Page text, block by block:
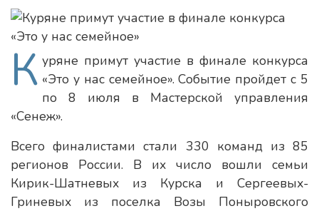
К уряне примут участие в финале конкурса
«Это у нас семейное». Событие пройдет с 5
по 8 июля в Мастерской управления
«Сенеж».
Всего финалистами стали 330 команд из 85
регионов России. В их число вошли семьи
Кирик-Шатневых из Курска и Сергеевых-
Гриневых из поселка Возы Поныровского